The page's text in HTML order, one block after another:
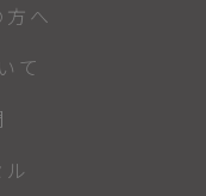
へ
て